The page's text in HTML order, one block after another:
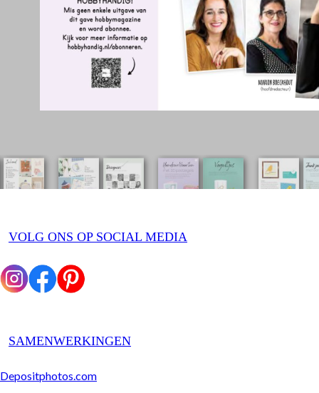
VOLG ONS OP SOCIAL MEDIA
SAMENWERKINGEN
Depositphotos.com